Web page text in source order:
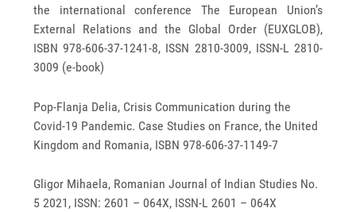
the international conference The European Union’s
External Relations and the Global Order (EUXGLOB),
ISBN 978‐606‐37‐1241‐8, ISSN 2810‐3009, ISSN‐L 2810‐
3009 (e-book)
Pop-Flanja Delia, Crisis Communication during the
Covid‐19 Pandemic. Case Studies on France, the United
Kingdom and Romania, ISBN 978-606-37-1149-7
Gligor Mihaela, Romanian Journal of Indian Studies No.
5 2021, ISSN: 2601 – 064X, ISSN-L 2601 – 064X